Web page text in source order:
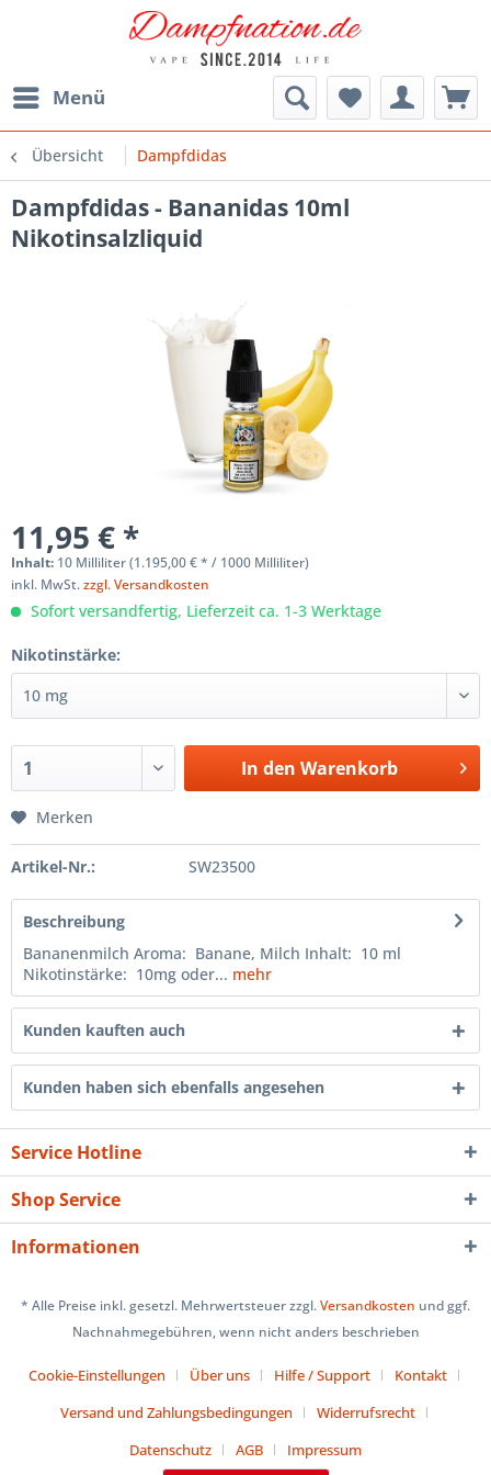
Menü
Übersicht Dampfdidas
Dampfdidas - Bananidas 10ml
Nikotinsalzliquid
11,95 € *
Inhalt: 10 Milliliter (1.195,00 € * / 1000 Milliliter)
inkl. MwSt.zzgl. Versandkosten
Sofort versandfertig, Lieferzeit ca. 1-3 Werktage
Nikotinstärke:
In den Warenkorb
Merken
Artikel-Nr.: SW23500
Beschreibung
Bananenmilch Aroma: Banane, Milch Inhalt: 10 ml
Nikotinstärke: 10mg oder... mehr
Kunden kauften auch
Kunden haben sich ebenfalls angesehen
Service Hotline
Shop Service
Informationen
* Alle Preise inkl. gesetzl. Mehrwertsteuer zzgl.Versandkosten und ggf.
Nachnahmegebühren, wenn nicht anders beschrieben
Cookie-Einstellungen Über uns Hilfe / Support
Kontakt
Versand und Zahlungsbedingungen
Widerrufsrecht
Datenschutz
AGB Impressum